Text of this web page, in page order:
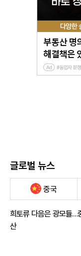
글로벌 뉴스
중국
희토류 다음은 광모듈…
산